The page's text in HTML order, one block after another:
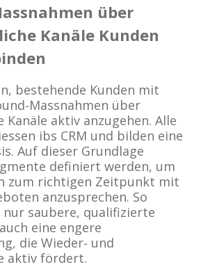
über
Kanäle Kunden
bestehende Kunden mit
über
aktiv anzugehen. Alle
ibs CRM und bilden eine
Auf dieser Grundlage
definiert werden, um
zum richtigen Zeitpunkt mit
anzusprechen. So
saubere, qualifizierte
eine engere
die Wieder‑ und
aktiv fördert.